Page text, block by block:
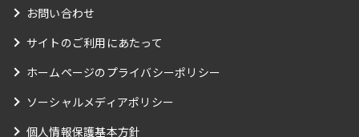
お問い合わせ
サイトのご利用にあたって
ホームページのプライバシーポリシー
ソーシャルメディアポリシー
個人情報保護基本方針